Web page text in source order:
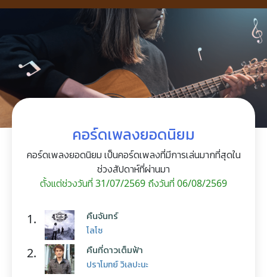
คอร์ดเพลงยอดนิยม
คอร์ดเพลงยอดนิยม เป็นคอร์ดเพลงที่มีการเล่นมากที่สุดใน
ช่วงสัปดาห์ที่ผ่านมา
ตั้งแต่ช่วงวันที่ 31/07/2569 ถึงวันที่ 06/08/2569
1. คืนจันทร์
โลโซ
2. คืนที่ดาวเต็มฟ้า
ปราโมทย์ วิเลปะนะ